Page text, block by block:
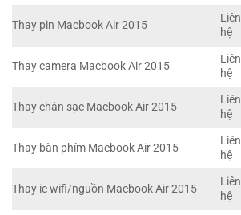
Thay pin Macbook Air 2015
Liên
hệ
Thay camera Macbook Air 2015
Liên
hệ
Thay chân sạc Macbook Air 2015
Liên
hệ
Thay bàn phím Macbook Air 2015
Liên
hệ
Thay ic wifi/nguồn Macbook Air 2015
Liên
hệ